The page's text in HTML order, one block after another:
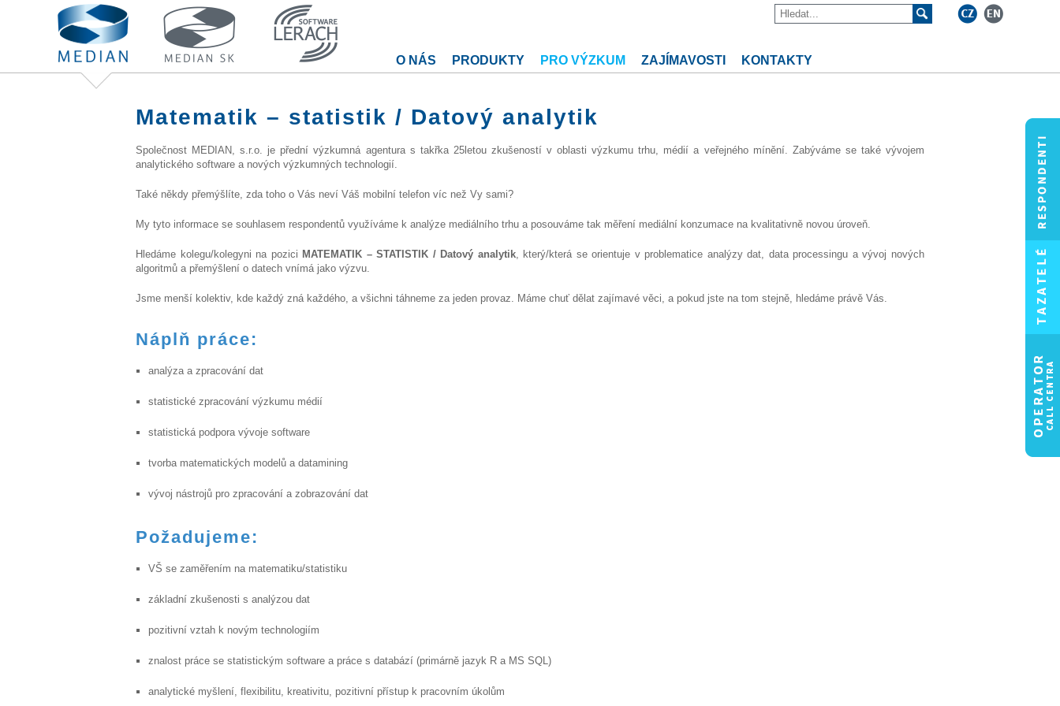
O NÁS PRODUKTY PRO VÝZKUM ZAJÍMAVOSTI KONTAKTY
Matematik – statistik / Datový analytik
Společnost MEDIAN, s.r.o. je přední výzkumná agentura s takřka 25letou zkušeností v oblasti výzkumu trhu, médií a veřejného mínění. Zabýváme se také vývojem
analytického software a nových výzkumných technologií.
Také někdy přemýšlíte, zda toho o Vás neví Váš mobilní telefon víc než Vy sami?
My tyto informace se souhlasem respondentů využíváme k analýze mediálního trhu a posouváme tak měření mediální konzumace na kvalitativně novou úroveň.
Hledáme kolegu/kolegyni na pozici MATEMATIK – STATISTIK / Datový analytik, který/která se orientuje v problematice analýzy dat, data processingu a vývoj nových
algoritmů a přemýšlení o datech vnímá jako výzvu.
Jsme menší kolektiv, kde každý zná každého, a všichni táhneme za jeden provaz. Máme chuť dělat zajímavé věci, a pokud jste na tom stejně, hledáme právě Vás.
Náplň práce:
analýza a zpracování dat
statistické zpracování výzkumu médií
statistická podpora vývoje software
tvorba matematických modelů a datamining
vývoj nástrojů pro zpracování a zobrazování dat
Požadujeme:
VŠ se zaměřením na matematiku/statistiku
základní zkušenosti s analýzou dat
pozitivní vztah k novým technologiím
znalost práce se statistickým software a práce s databází (primárně jazyk R a MS SQL)
analytické myšlení, flexibilitu, kreativitu, pozitivní přístup k pracovním úkolům